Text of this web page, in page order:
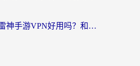
海外党实测：雷神手游VPN好用吗？和闪电VPN对比哪个回国效果更好？附小众工具深度测评